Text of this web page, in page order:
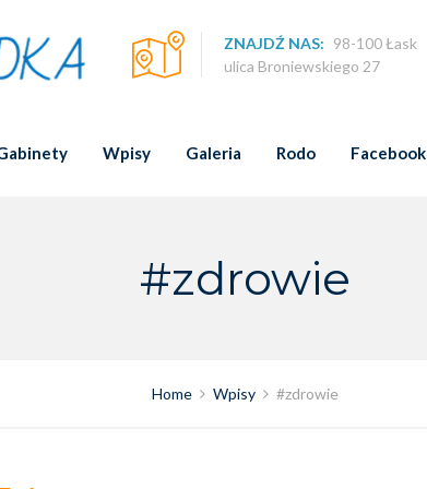
ZNAJDŹ NAS: 98-100 Łask
ulica Broniewskiego 27
Wpisy Galeria Rodo Facebook
#zdrowie
Home Wpisy #zdrowie